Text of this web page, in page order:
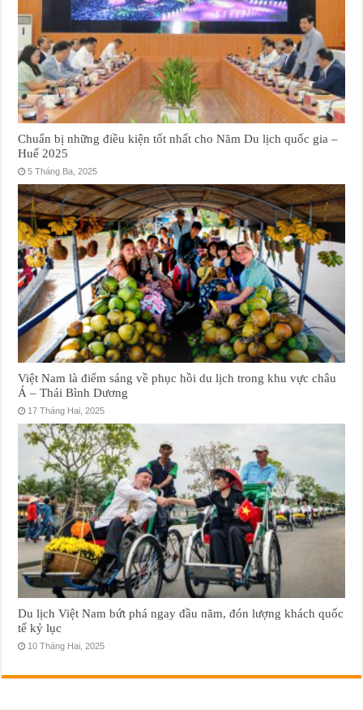
Chuẩn bị những điều kiện tốt nhất cho Năm Du lịch quốc gia –
Huế 2025
5 Tháng Ba, 2025
Việt Nam là điểm sáng về phục hồi du lịch trong khu vực châu
Á – Thái Bình Dương
17 Tháng Hai, 2025
Du lịch Việt Nam bứt phá ngay đầu năm, đón lượng khách quốc
tế kỷ lục
10 Tháng Hai, 2025